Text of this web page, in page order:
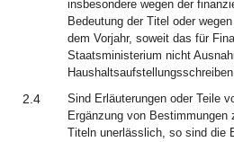
insbesondere wegen der
Bedeutung der Titel oder
dem Vorjahr, soweit das für
Staatsministerium nicht
2.4
Sind Erläuterungen oder Teile
Ergänzung von
Titeln unerlässlich, so sind die